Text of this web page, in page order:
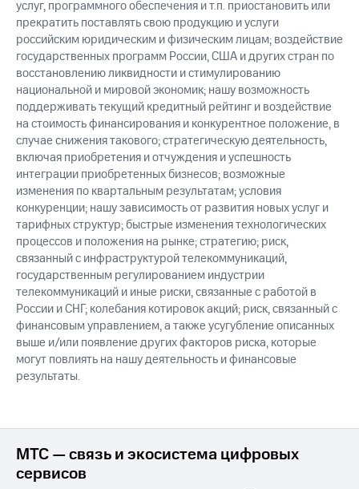
услуг, программного обеспечения и т.п. приостановить или
прекратить поставлять свою продукцию и услуги
российским юридическим и физическим лицам; воздействие
государственных программ России, США и других стран по
восстановлению ликвидности и стимулированию
национальной и мировой экономик; нашу возможность
поддерживать текущий кредитный рейтинг и воздействие
на стоимость финансирования и конкурентное положение, в
случае снижения такового; стратегическую деятельность,
включая приобретения и отчуждения и успешность
интеграции приобретенных бизнесов; возможные
изменения по квартальным результатам; условия
конкуренции; нашу зависимость от развития новых услуг и
тарифных структур; быстрые изменения технологических
процессов и положения на рынке; стратегию; риск,
связанный с инфраструктурой телекоммуникаций,
государственным регулированием индустрии
телекоммуникаций и иные риски, связанные с работой в
России и СНГ; колебания котировок акций; риск, связанный с
финансовым управлением, а также усугубление описанных
выше и/или появление других факторов риска, которые
могут повлиять на нашу деятельность и финансовые
результаты.
МТС — связь и экосистема цифровых
сервисов